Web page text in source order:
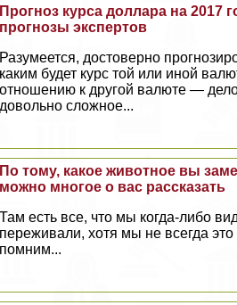
Прогноз курса доллара на 2017
прогнозы экспертов
Разумеется, достоверно
каким будет курс той или иной
отношению к другой валюте —
довольно сложное...
По тому, какое животное вы
можно многое о вас рассказать
Там есть все, что мы когда-либо
переживали, хотя мы не всегда это
помним...